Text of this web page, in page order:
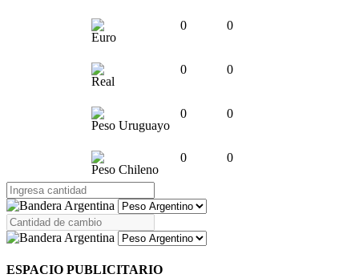
Euro
0 0
Real
0 0
Peso Uruguayo
0 0
Peso Chileno
0 0
ESPACIO PUBLICITARIO